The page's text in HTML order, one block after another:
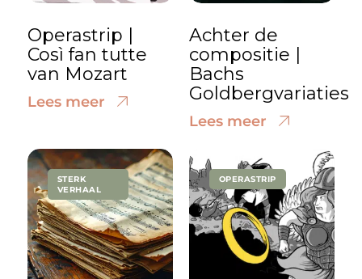
Operastrip |
Così fan tutte
van Mozart
Lees meer
Achter de
compositie |
Bachs
Goldbergvariaties
Lees meer
STERK
VERHAAL
OPERASTRIP